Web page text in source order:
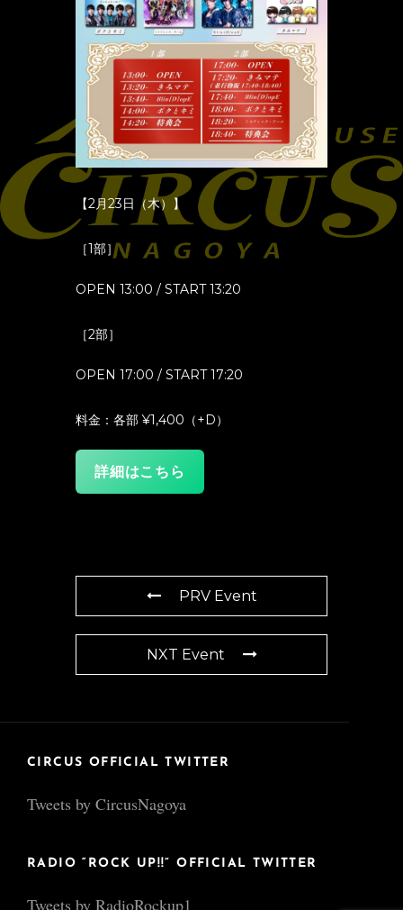
【2月23日（木）】
［1部］
OPEN 13:00 / START 13:20
［2部］
OPEN 17:00 / START 17:20
料金：各部 ¥1,400（+D）
詳細はこちら
PRV Event
NXT Event
CIRCUS OFFICIAL TWITTER
Tweets by CircusNagoya
RADIO “ROCK UP!!” OFFICIAL TWITTER
Tweets by RadioRockup1